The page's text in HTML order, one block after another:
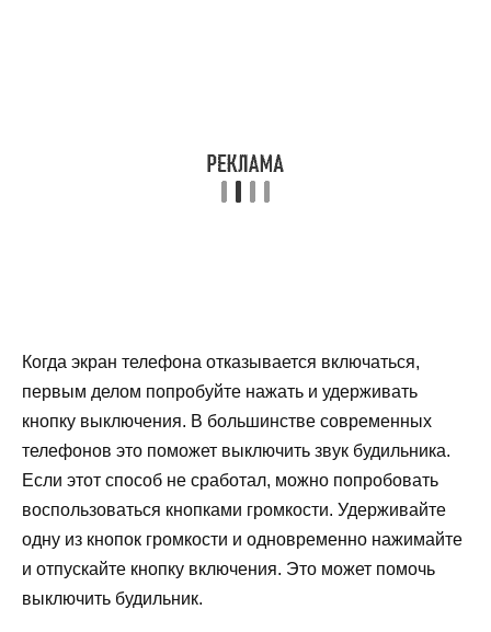
Когда экран телефона отказывается включаться,
первым делом попробуйте нажать и удерживать
кнопку выключения. В большинстве современных
телефонов это поможет выключить звук будильника.
Если этот способ не сработал, можно попробовать
воспользоваться кнопками громкости. Удерживайте
одну из кнопок громкости и одновременно нажимайте
и отпускайте кнопку включения. Это может помочь
выключить будильник.